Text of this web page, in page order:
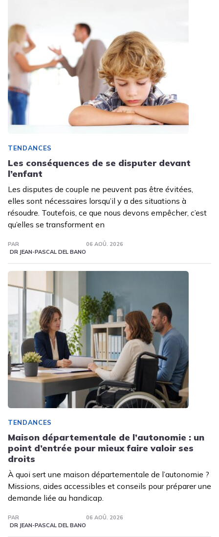
TENDANCES
Les conséquences de se disputer devant
l’enfant
Les disputes de couple ne peuvent pas être évitées,
elles sont nécessaires lorsqu’il y a des situations à
résoudre. Toutefois, ce que nous devons empêcher, c’est
qu’elles se transforment en
PAR
DR JEAN-PASCAL DEL BANO
06 AOÛ. 2026
TENDANCES
Maison départementale de l’autonomie : un
point d’entrée pour mieux faire valoir ses
droits
À quoi sert une maison départementale de l’autonomie ?
Missions, aides accessibles et conseils pour préparer une
demande liée au handicap.
PAR
DR JEAN-PASCAL DEL BANO
06 AOÛ. 2026